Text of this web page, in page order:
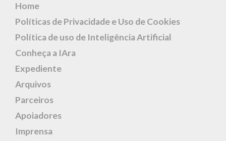
Home
Políticas de Privacidade e Uso de Cookies
Política de uso de Inteligência Artificial
Conheça a IAra
Expediente
Arquivos
Parceiros
Apoiadores
Imprensa